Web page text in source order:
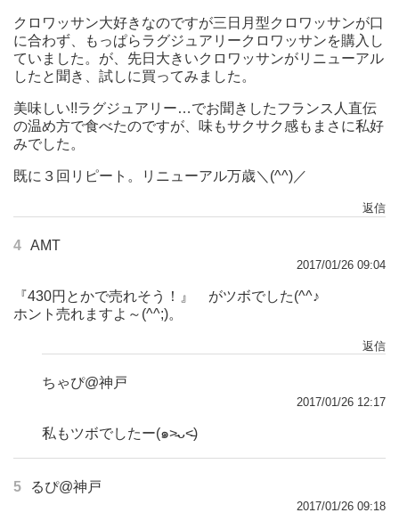
クロワッサン大好きなのですが三日月型クロワッサンが口
に合わず、もっぱらラグジュアリークロワッサンを購入し
ていました。が、先日大きいクロワッサンがリニューアル
したと聞き、試しに買ってみました。
美味しい!!ラグジュアリー…でお聞きしたフランス人直伝
の温め方で食べたのですが、味もサクサク感もまさに私好
みでした。
既に３回リピート。リニューアル万歳＼(^^)／
返信
4 AMT
2017/01/26 09:04
『430円とかで売れそう！』 がツボでした(^^♪
ホント売れますよ～(^^;)。
返信
ちゃぴ@神戸
2017/01/26 12:17
私もツボでしたー(๑˃̵ᴗ˂̵)
5 るぴ@神戸
2017/01/26 09:18